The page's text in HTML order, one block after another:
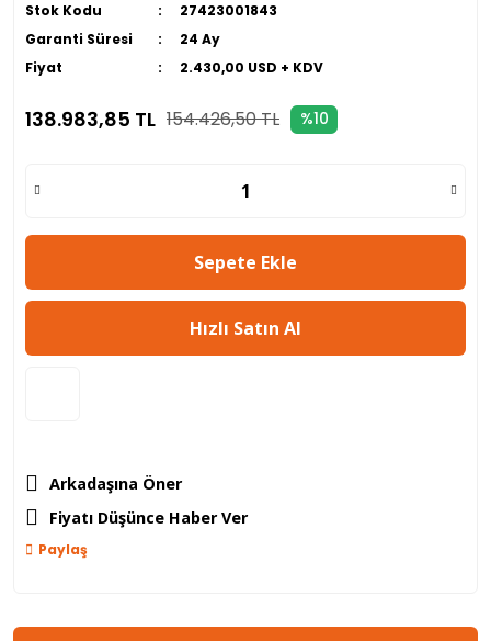
Stok Kodu
27423001843
Garanti Süresi
24 Ay
Fiyat
2.430,00 USD + KDV
138.983,85 TL 154.426,50 TL %10
Sepete Ekle
Hızlı Satın Al
Arkadaşına Öner
Fiyatı Düşünce Haber Ver
Paylaş